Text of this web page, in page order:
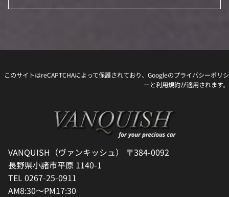
このサイトはreCAPTCHAによって保護されており、Googleのプライバシーポリシ
ーと利用規約が適用されます。
VANQUISH（ヴァンキッシュ） 〒384-0092
長野県小諸市平原 1140-1
TEL 0267-25-0911
AM8:30～PM17:30